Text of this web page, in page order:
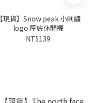
【現貨】Snow peak 小刺繡
logo 厚底休閒襪
NT$139